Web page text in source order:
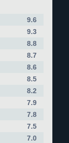
9.6
9.3
8.8
8.7
8.6
8.5
8.2
7.9
7.8
7.5
7.0